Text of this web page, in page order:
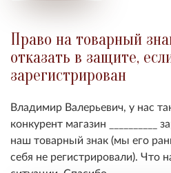
Право на товарный
отказать в защите,
зарегистрирован
Владимир Валерьевич, у нас
конкурент магазин __________
наш товарный знак (мы его
себя не регистрировали). Что